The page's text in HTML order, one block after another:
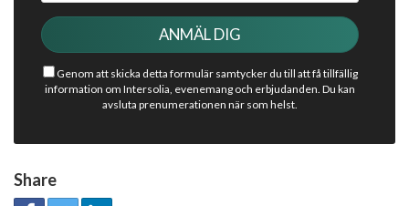
Genom att skicka detta formulär samtycker du till att få tillfällig
information om Intersolia, evenemang och erbjudanden. Du kan
avsluta prenumerationen när som helst.
Share